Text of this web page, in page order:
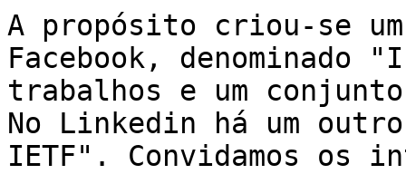
A propósito criou-se
Facebook, denominado
trabalhos e um
No Linkedin há um
IETF". Convidamos os